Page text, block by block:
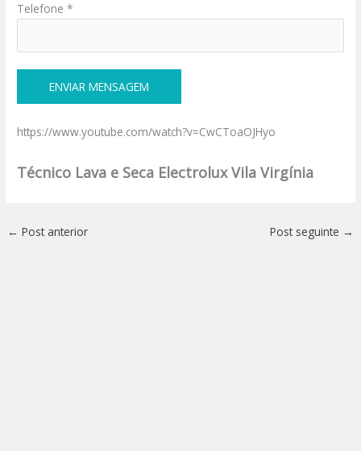
Telefone *
https://www.youtube.com/watch?v=CwCToaOJHyo
Técnico Lava e Seca Electrolux Vila Virgínia
← Post anterior Post seguinte →